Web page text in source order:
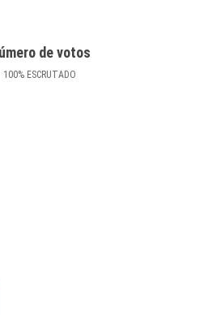
de votos
100% ESCRUTADO